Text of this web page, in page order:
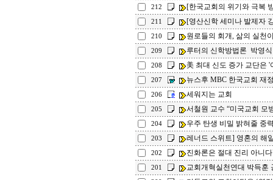
212 [한국교회의 위기와 극복
211 [영산신학 세미나 발제자
210 원로들의 회개, 삶의 실천
209 루터의 신학방법론 박영식
208 美 최대 신도 증가 교단은 '
207 뉴스후 MBC 한국교회 재
206 세워지는 교회
205 서철원 교수 “미국교회 모
204 우주 탄생 비밀 밝혀줄 중
203 레너드 스위트] 영혼의 해
202 진화론은 절대 진리 아니
201 교회개혁실천연대 박득훈